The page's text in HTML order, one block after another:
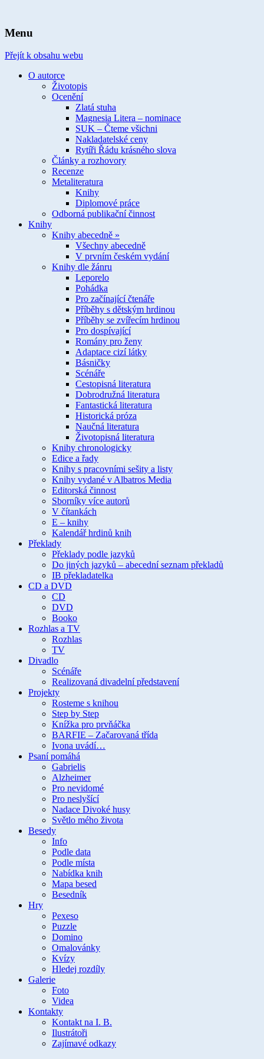
Ivona Březinová
Menu
Přejít k obsahu webu
O autorce
Životopis
Ocenění
Zlatá stuha
Magnesia Litera – nominace
SUK – Čteme všichni
Nakladatelské ceny
Rytíři Řádu krásného slova
Články a rozhovory
Recenze
Metaliteratura
Knihy
Diplomové práce
Odborná publikační činnost
Knihy
Knihy abecedně »
Všechny abecedně
V prvním českém vydání
Knihy dle žánru
Leporelo
Pohádka
Pro začínající čtenáře
Příběhy s dětským hrdinou
Příběhy se zvířecím hrdinou
Pro dospívající
Romány pro ženy
Adaptace cizí látky
Básničky
Scénáře
Cestopisná literatura
Dobrodružná literatura
Fantastická literatura
Historická próza
Naučná literatura
Životopisná literatura
Knihy chronologicky
Edice a řady
Knihy s pracovními sešity a listy
Knihy vydané v Albatros Media
Editorská činnost
Sborníky více autorů
V čítankách
E – knihy
Kalendář hrdinů knih
Překlady
Překlady podle jazyků
Do jiných jazyků – abecední seznam překladů
IB překladatelka
CD a DVD
CD
DVD
Booko
Rozhlas a TV
Rozhlas
TV
Divadlo
Scénáře
Realizovaná divadelní představení
Projekty
Rosteme s knihou
Step by Step
Knížka pro prvňáčka
BARFIE – Začarovaná třída
Ivona uvádí…
Psaní pomáhá
Gabrielis
Alzheimer
Pro nevidomé
Pro neslyšící
Nadace Divoké husy
Světlo mého života
Besedy
Info
Podle data
Podle místa
Nabídka knih
Mapa besed
Besedník
Hry
Pexeso
Puzzle
Domino
Omalovánky
Kvízy
Hledej rozdíly
Galerie
Foto
Videa
Kontakty
Kontakt na I. B.
Ilustrátoři
Zajímavé odkazy